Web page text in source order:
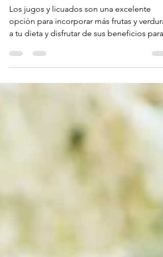
cada sorbo...
Los jugos y licuados son una excelente
opción para incorporar más frutas y
a tu dieta y disfrutar de sus beneficios para